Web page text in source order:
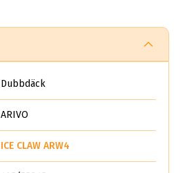
Dubbdäck
ARIVO
ICE CLAW ARW4